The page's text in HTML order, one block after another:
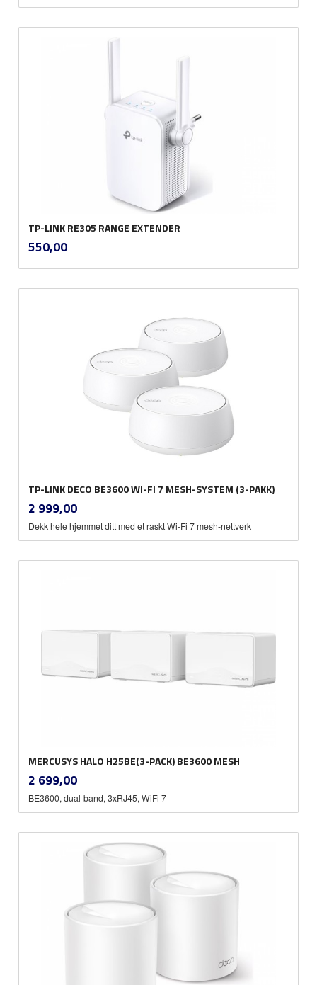
TP-LINK RE305 RANGE EXTENDER
Pris
550,00mva.
TP-LINK DECO BE3600 WI-FI 7 MESH-SYSTEM (3-PAKK)
Pris
2 999,00mva.
Dekk hele hjemmet ditt med et raskt Wi-Fi 7 mesh-nettverk
MERCUSYS HALO H25BE(3-PACK) BE3600 MESH
Pris
2 699,00mva.
BE3600, dual-band, 3xRJ45, WiFi 7